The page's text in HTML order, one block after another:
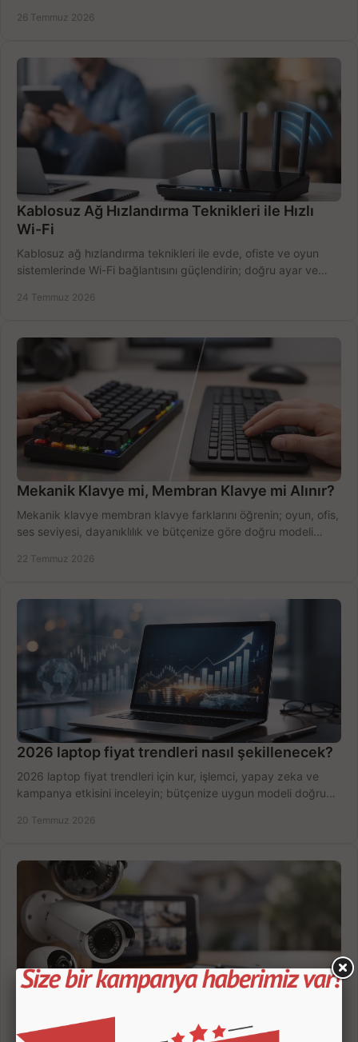
26 Temmuz 2026
Kablosuz Ağ Hızlandırma Teknikleri ile Hızlı
Wi-Fi
Kablosuz ağ hızlandırma teknikleri ile evde, ofiste ve oyun
sistemlerinde Wi-Fi bağlantısını güçlendirin; doğru ayar ve
24 Temmuz 2026
Mekanik Klavye mi, Membran Klavye mi Alınır?
Mekanik klavye membran klavye farklarını öğrenin; oyun, ofis,
ses seviyesi, dayanıklılık ve bütçenize göre doğru modeli
22 Temmuz 2026
2026 laptop fiyat trendleri nasıl şekillenecek?
2026 laptop fiyat trendleri için kur, işlemci, yapay zeka ve
kampanya etkisini inceleyin; bütçenize uygun modeli doğru
20 Temmuz 2026
Güvenlik Kamerası Seçerken 7 Kritik Kriter
Güvenlik kamerası seçerken çözünürlük, gece görüşü, kayıt